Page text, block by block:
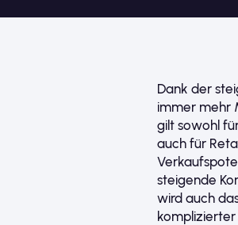
Dank der
immer mehr
gilt sowohl
auch für
steigende
wird auch